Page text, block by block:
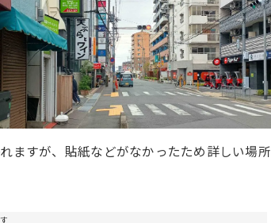
ますが、貼紙などがなかったため詳しい場所